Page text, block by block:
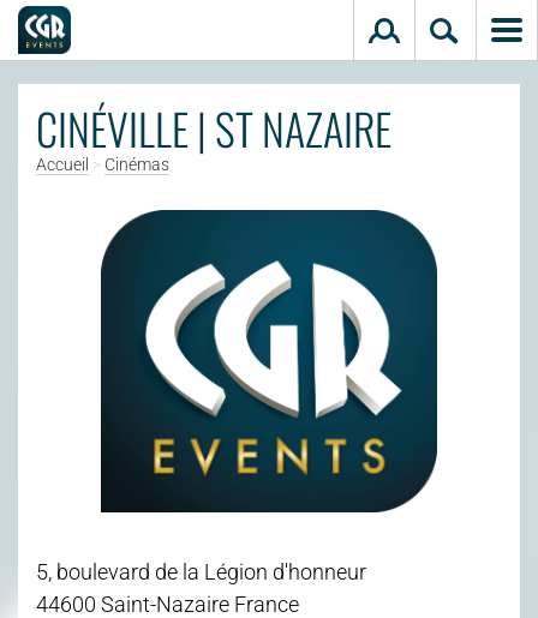
Aller au contenu principal
CINÉVILLE | ST NAZAIRE
Accueil > Cinémas
5, boulevard de la Légion d'honneur
44600 Saint-Nazaire France